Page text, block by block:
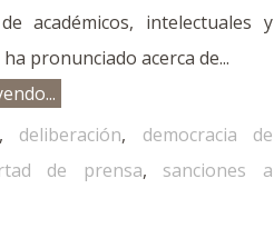
académicos, intelectuales y
pronunciado acerca de...
, deliberación, democracia de
de prensa, sanciones a